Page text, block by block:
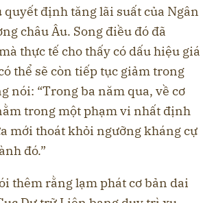
quyết định tăng lãi suất của Ngân
châu Âu. Song điều đó đã
thực tế cho thấy có dấu hiệu giá
thể sẽ còn tiếp tục giảm trong
nói: “Trong ba năm qua, về cơ
trong một phạm vi nhất định
mới thoát khỏi ngưỡng kháng cự
đó.”
thêm rằng lạm phát cơ bản dai